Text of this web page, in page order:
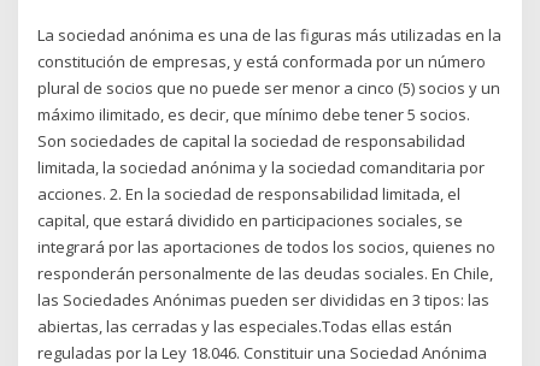
La sociedad anónima es una de las figuras más utilizadas en la
constitución de empresas, y está conformada por un número
plural de socios que no puede ser menor a cinco (5) socios y un
máximo ilimitado, es decir, que mínimo debe tener 5 socios.
Son sociedades de capital la sociedad de responsabilidad
limitada, la sociedad anónima y la sociedad comanditaria por
acciones. 2. En la sociedad de responsabilidad limitada, el
capital, que estará dividido en participaciones sociales, se
integrará por las aportaciones de todos los socios, quienes no
responderán personalmente de las deudas sociales. En Chile,
las Sociedades Anónimas pueden ser divididas en 3 tipos: las
abiertas, las cerradas y las especiales.Todas ellas están
reguladas por la Ley 18.046. Constituir una Sociedad Anónima